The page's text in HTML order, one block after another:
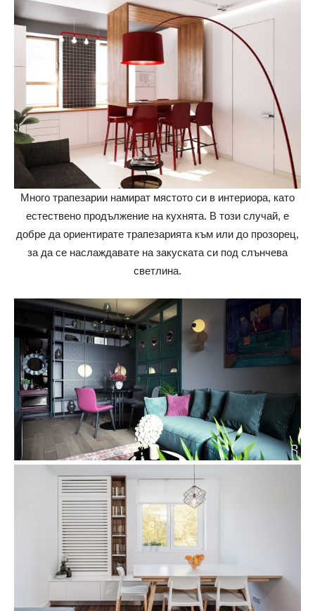
Много трапезарии намират мястото си в интериора, като
естествено продължение на кухнята. В този случай, е
добре да ориентирате трапезарията към или до прозорец,
за да се наслаждавате на закуската си под слънчева
светлина.